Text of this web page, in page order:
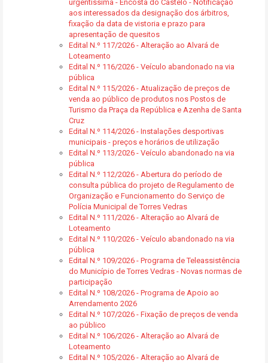
urgentíssima - Encosta do Castelo - Notificação
aos interessados da designação dos árbitros,
fixação da data de vistoria e prazo para
apresentação de quesitos
Edital N.º 117/2026 - Alteração ao Alvará de
Loteamento
Edital N.º 116/2026 - Veículo abandonado na via
pública
Edital N.º 115/2026 - Atualização de preços de
venda ao público de produtos nos Postos de
Turismo da Praça da República e Azenha de Santa
Cruz
Edital N.º 114/2026 - Instalações desportivas
municipais - preços e horários de utilização
Edital N.º 113/2026 - Veículo abandonado na via
pública
Edital N.º 112/2026 - Abertura do período de
consulta pública do projeto de Regulamento de
Organização e Funcionamento do Serviço de
Polícia Municipal de Torres Vedras
Edital N.º 111/2026 - Alteração ao Alvará de
Loteamento
Edital N.º 110/2026 - Veículo abandonado na via
pública
Edital N.º 109/2026 - Programa de Teleassistência
do Município de Torres Vedras - Novas normas de
participação
Edital N.º 108/2026 - Programa de Apoio ao
Arrendamento 2026
Edital N.º 107/2026 - Fixação de preços de venda
ao público
Edital N.º 106/2026 - Alteração ao Alvará de
Loteamento
Edital N.º 105/2026 - Alteração ao Alvará de